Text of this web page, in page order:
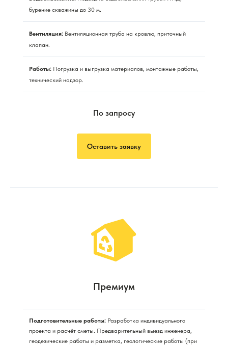
бурение скважины до 30 м.
Вентиляция: Вентиляционная труба на кровлю, приточный
клапан.
Работы: Погрузка и выгрузка материалов, монтажные работы,
технический надзор.
По запросу
Оставить заявку
Премиум
Подготовительные работы: Разработка индивидуального
проекта и расчёт сметы. Предварительный выезд инженера,
геодезические работы и разметка, геологические работы (при